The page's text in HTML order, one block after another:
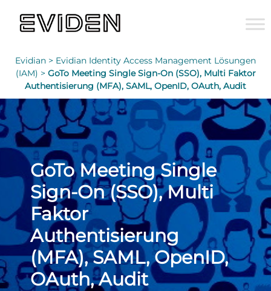
Evidian > Evidian Identity Access Management Lösungen
(IAM) > GoTo Meeting Single Sign-On (SSO), Multi Faktor
Authentisierung (MFA), SAML, OpenID, OAuth, Audit
GoTo Meeting Single
Sign-On (SSO), Multi
Faktor
Authentisierung
(MFA), SAML, OpenID,
OAuth, Audit